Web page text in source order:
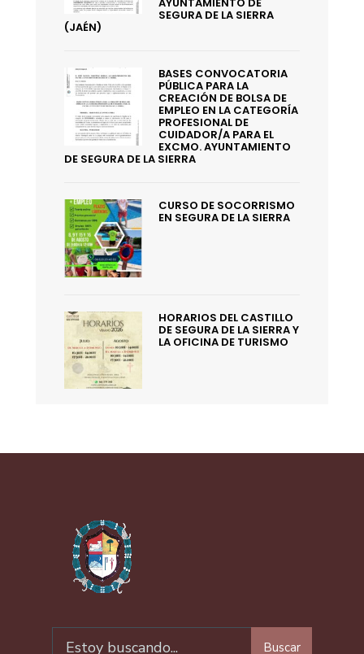
SEGURA DE LA SIERRA
(JAÉN)
BASES CONVOCATORIA
PÚBLICA PARA LA
CREACIÓN DE BOLSA DE
EMPLEO EN LA CATEGORÍA
PROFESIONAL DE
CUIDADOR/A PARA EL
EXCMO. AYUNTAMIENTO
DE SEGURA DE LA SIERRA
CURSO DE SOCORRISMO
EN SEGURA DE LA SIERRA
HORARIOS DEL CASTILLO
DE SEGURA DE LA SIERRA Y
LA OFICINA DE TURISMO
Buscar